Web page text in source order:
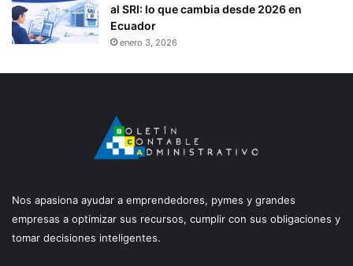
al SRI: lo que cambia desde 2026 en
Ecuador
enero 3, 2026
Nos apasiona ayudar a emprendedores, pymes y grandes
empresas a optimizar sus recursos, cumplir con sus obligaciones y
tomar decisiones inteligentes.